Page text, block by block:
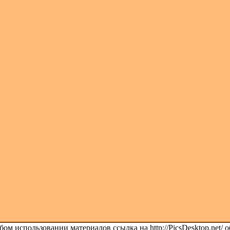
использовании материалов ссылка на http://PicsDesktop.net/